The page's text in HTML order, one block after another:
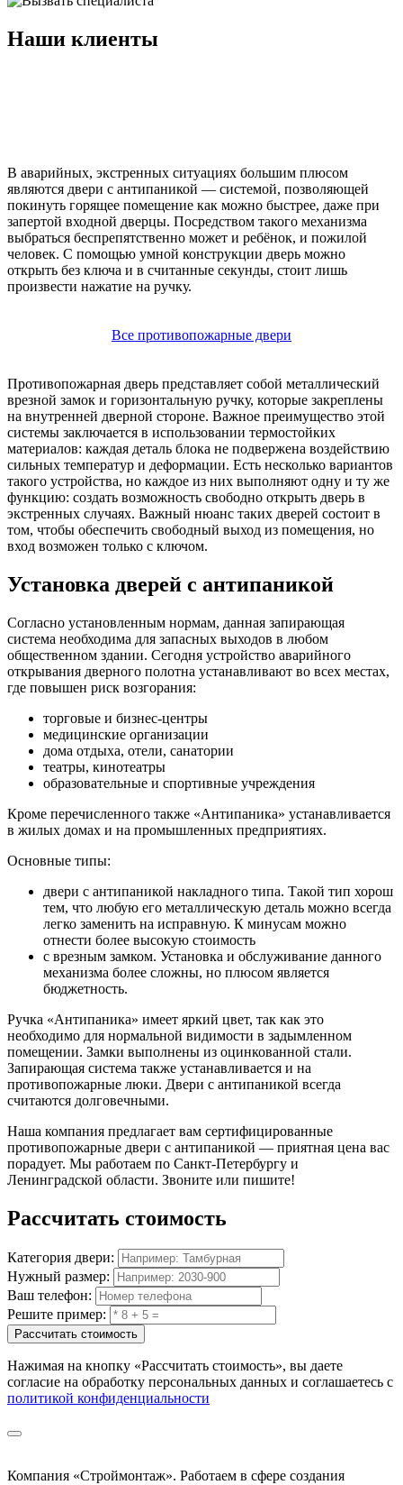
Наши клиенты
В аварийных, экстренных ситуациях большим плюсом
являются двери с антипаникой — системой, позволяющей
покинуть горящее помещение как можно быстрее, даже при
запертой входной дверцы. Посредством такого механизма
выбраться беспрепятственно может и ребёнок, и пожилой
человек. С помощью умной конструкции дверь можно
открыть без ключа и в считанные секунды, стоит лишь
произвести нажатие на ручку.
Все противопожарные двери
Противопожарная дверь представляет собой металлический
врезной замок и горизонтальную ручку, которые закреплены
на внутренней дверной стороне. Важное преимущество этой
системы заключается в использовании термостойких
материалов: каждая деталь блока не подвержена воздействию
сильных температур и деформации. Есть несколько вариантов
такого устройства, но каждое из них выполняют одну и ту же
функцию: создать возможность свободно открыть дверь в
экстренных случаях. Важный нюанс таких дверей состоит в
том, чтобы обеспечить свободный выход из помещения, но
вход возможен только с ключом.
Установка дверей с антипаникой
Согласно установленным нормам, данная запирающая
система необходима для запасных выходов в любом
общественном здании. Сегодня устройство аварийного
открывания дверного полотна устанавливают во всех местах,
где повышен риск возгорания:
торговые и бизнес-центры
медицинские организации
дома отдыха, отели, санатории
театры, кинотеатры
образовательные и спортивные учреждения
Кроме перечисленного также «Антипаника» устанавливается
в жилых домах и на промышленных предприятиях.
Основные типы:
двери с антипаникой накладного типа. Такой тип хорош
тем, что любую его металлическую деталь можно всегда
легко заменить на исправную. К минусам можно
отнести более высокую стоимость
с врезным замком. Установка и обслуживание данного
механизма более сложны, но плюсом является
бюджетность.
Ручка «Антипаника» имеет яркий цвет, так как это
необходимо для нормальной видимости в задымленном
помещении. Замки выполнены из оцинкованной стали.
Запирающая система также устанавливается и на
противопожарные люки. Двери с антипаникой всегда
считаются долговечными.
Наша компания предлагает вам сертифицированные
противопожарные двери с антипаникой — приятная цена вас
порадует. Мы работаем по Санкт-Петербургу и
Ленинградской области. Звоните или пишите!
Рассчитать стоимость
Категория двери:
Нужный размер:
Ваш телефон:
Решите пример:
Рассчитать стоимость
Нажимая на кнопку «Рассчитать стоимость», вы даете
согласие на обработку персональных данных и соглашаетесь с
политикой конфиденциальности
Компания «Строймонтаж». Работаем в сфере создания